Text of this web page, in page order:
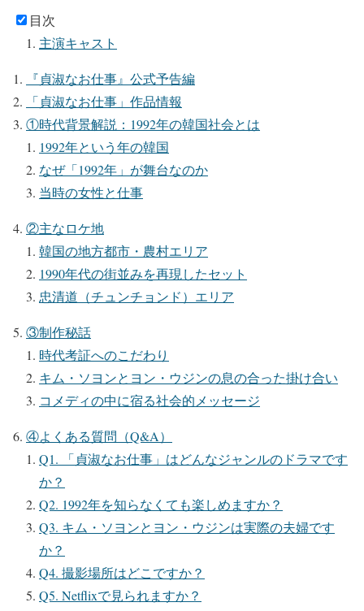
目次
主演キャスト
『貞淑なお仕事』公式予告編
「貞淑なお仕事」作品情報
①時代背景解説：1992年の韓国社会とは
1992年という年の韓国
なぜ「1992年」が舞台なのか
当時の女性と仕事
②主なロケ地
韓国の地方都市・農村エリア
1990年代の街並みを再現したセット
忠清道（チュンチョンド）エリア
③制作秘話
時代考証へのこだわり
キム・ソヨンとヨン・ウジンの息の合った掛け合い
コメディの中に宿る社会的メッセージ
④よくある質問（Q&A）
Q1. 「貞淑なお仕事」はどんなジャンルのドラマです
か？
Q2. 1992年を知らなくても楽しめますか？
Q3. キム・ソヨンとヨン・ウジンは実際の夫婦です
か？
Q4. 撮影場所はどこですか？
Q5. Netflixで見られますか？